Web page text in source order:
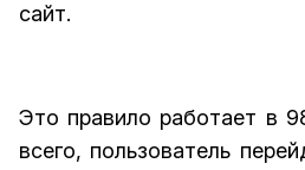
сайт.
Это правило работает в
всего, пользователь